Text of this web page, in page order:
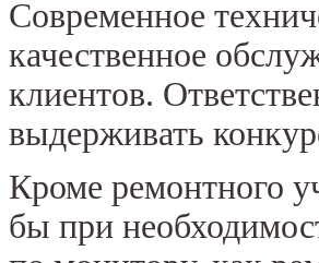
Современное
качественное
клиентов.
выдерживать
Кроме ремонтного
бы при